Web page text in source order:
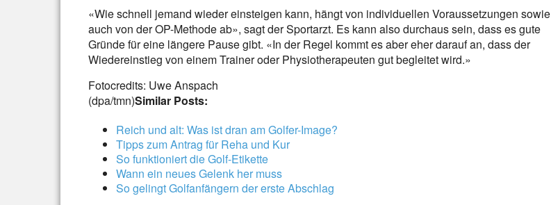
«Wie schnell jemand wieder einsteigen kann, hängt von individuellen Voraussetzungen sowie
auch von der OP-Methode ab», sagt der Sportarzt. Es kann also durchaus sein, dass es gute
Gründe für eine längere Pause gibt. «In der Regel kommt es aber eher darauf an, dass der
Wiedereinstieg von einem Trainer oder Physiotherapeuten gut begleitet wird.»
Fotocredits: Uwe Anspach
(dpa/tmn)Similar Posts:
Reich und alt: Was ist dran am Golfer-Image?
Tipps zum Antrag für Reha und Kur
So funktioniert die Golf-Etikette
Wann ein neues Gelenk her muss
So gelingt Golfanfängern der erste Abschlag